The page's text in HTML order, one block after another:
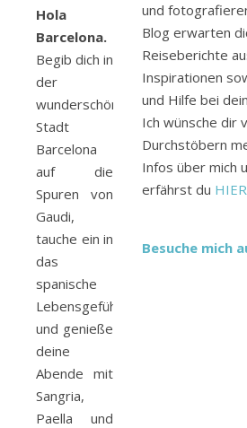
Hola
Barcelona.
Begib dich in
der
wunderschönen
Stadt
Barcelona
auf die
Spuren von
Gaudi,
tauche ein in
das
spanische
Lebensgefühl
und genieße
deine
Abende mit
Sangria,
Paella und
und
Blog erwarten
Reiseberichte
Inspirationen
und Hilfe bei
Ich wünsche dir
Durchstöbern
Infos über mich
erfährst du HIER
Besuche mich